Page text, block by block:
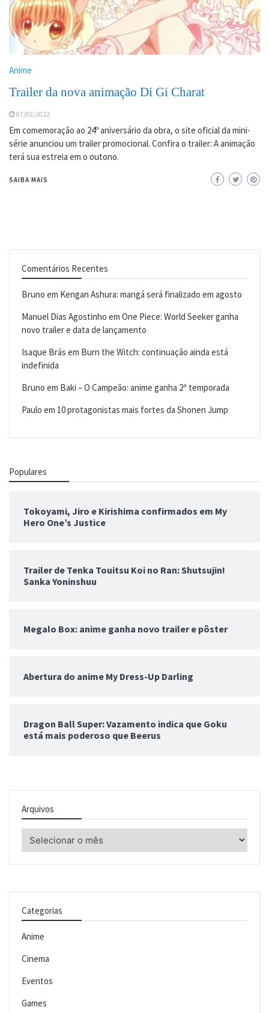
Anime
Trailer da nova animação Di Gi Charat
07/02/2022
Em comemoração ao 24º aniversário da obra, o site oficial da mini-
série anunciou um trailer promocional. Confira o trailer: A animação
terá sua estreia em o outono.
SAIBA MAIS
Comentários Recentes
Bruno em Kengan Ashura: mangá será finalizado em agosto
Manuel Dias Agostinho em One Piece: World Seeker ganha
novo trailer e data de lançamento
Isaque Brás em Burn the Witch: continuação ainda está
indefinida
Bruno em Baki – O Campeão: anime ganha 2ª temporada
Paulo em 10 protagonistas mais fortes da Shonen Jump
Populares
Tokoyami, Jiro e Kirishima confirmados em My
Hero One’s Justice
Trailer de Tenka Touitsu Koi no Ran: Shutsujin!
Sanka Yoninshuu
Megalo Box: anime ganha novo trailer e pôster
Abertura do anime My Dress-Up Darling
Dragon Ball Super: Vazamento indica que Goku
está mais poderoso que Beerus
Arquivos
Categorias
Anime
Cinema
Eventos
Games